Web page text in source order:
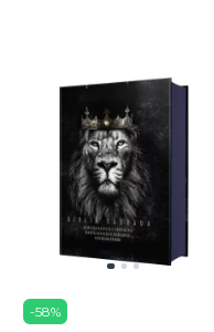
-58%